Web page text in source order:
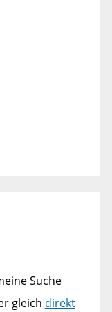
Suche
gleich direkt